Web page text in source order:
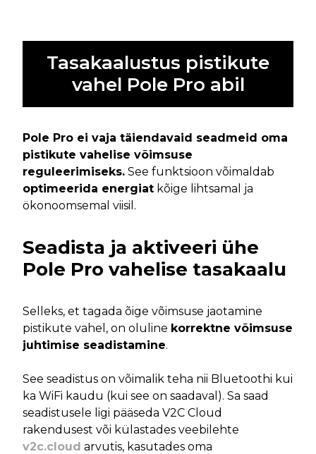
Tasakaalustus pistikute
vahel Pole Pro abil
Pole Pro ei vaja täiendavaid seadmeid oma
pistikute vahelise võimsuse
reguleerimiseks. See funktsioon võimaldab
optimeerida energiat kõige lihtsamal ja
ökonoomsemal viisil.
Seadista ja aktiveeri ühe
Pole Pro vahelise tasakaalu
Selleks, et tagada õige võimsuse jaotamine
pistikute vahel, on oluline korrektne võimsuse
juhtimise seadistamine.
See seadistus on võimalik teha nii Bluetoothi kui
ka WiFi kaudu (kui see on saadaval). Sa saad
seadistusele ligi pääseda V2C Cloud
rakendusest või külastades veebilehte
v2c.cloud arvutis, kasutades oma